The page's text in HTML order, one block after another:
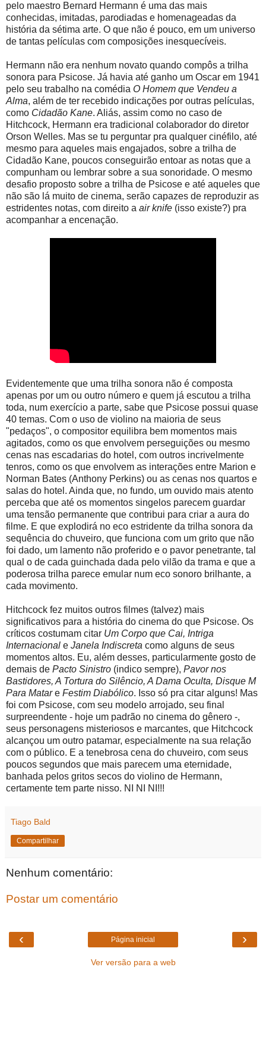
pelo maestro Bernard Hermann é uma das mais
conhecidas, imitadas, parodiadas e homenageadas da
história da sétima arte. O que não é pouco, em um universo
de tantas películas com composições inesquecíveis.
Hermann não era nenhum novato quando compôs a trilha
sonora para Psicose. Já havia até ganho um Oscar em 1941
pelo seu trabalho na comédia O Homem que Vendeu a
Alma, além de ter recebido indicações por outras películas,
como Cidadão Kane. Aliás, assim como no caso de
Hitchcock, Hermann era tradicional colaborador do diretor
Orson Welles. Mas se tu perguntar pra qualquer cinéfilo, até
mesmo para aqueles mais engajados, sobre a trilha de
Cidadão Kane, poucos conseguirão entoar as notas que a
compunham ou lembrar sobre a sua sonoridade. O mesmo
desafio proposto sobre a trilha de Psicose e até aqueles que
não são lá muito de cinema, serão capazes de reproduzir as
estridentes notas, com direito a air knife (isso existe?) pra
acompanhar a encenação.
Evidentemente que uma trilha sonora não é composta
apenas por um ou outro número e quem já escutou a trilha
toda, num exercício a parte, sabe que Psicose possui quase
40 temas. Com o uso de violino na maioria de seus
"pedaços", o compositor equilibra bem momentos mais
agitados, como os que envolvem perseguições ou mesmo
cenas nas escadarias do hotel, com outros incrivelmente
tenros, como os que envolvem as interações entre Marion e
Norman Bates (Anthony Perkins) ou as cenas nos quartos e
salas do hotel. Ainda que, no fundo, um ouvido mais atento
perceba que até os momentos singelos parecem guardar
uma tensão permanente que contribui para criar a aura do
filme. E que explodirá no eco estridente da trilha sonora da
sequência do chuveiro, que funciona com um grito que não
foi dado, um lamento não proferido e o pavor penetrante, tal
qual o de cada guinchada dada pelo vilão da trama e que a
poderosa trilha parece emular num eco sonoro brilhante, a
cada movimento.
Hitchcock fez muitos outros filmes (talvez) mais
significativos para a história do cinema do que Psicose. Os
críticos costumam citar Um Corpo que Cai, Intriga
Internacional e Janela Indiscreta como alguns de seus
momentos altos. Eu, além desses, particularmente gosto de
demais de Pacto Sinistro (indico sempre), Pavor nos
Bastidores, A Tortura do Silêncio, A Dama Oculta, Disque M
Para Matare Festim Diabólico. Isso só pra citar alguns! Mas
foi com Psicose, com seu modelo arrojado, seu final
surpreendente - hoje um padrão no cinema do gênero -,
seus personagens misteriosos e marcantes, que Hitchcock
alcançou um outro patamar, especialmente na sua relação
com o público. E a tenebrosa cena do chuveiro, com seus
poucos segundos que mais parecem uma eternidade,
banhada pelos gritos secos do violino de Hermann,
certamente tem parte nisso. NI NI NI!!!
Tiago Bald
Compartilhar
Nenhum comentário:
Postar um comentário
‹ ›
Página inicial
Ver versão para a web